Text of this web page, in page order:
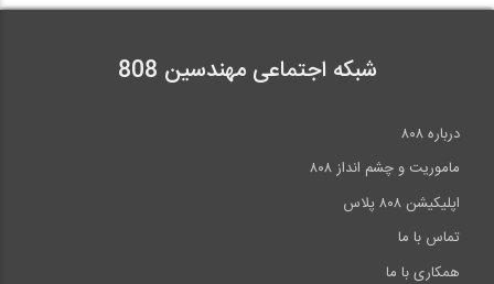
شبکه اجتماعی مهندسین 808
درباره ۸۰۸
ماموریت و چشم انداز ۸۰۸
اپلیکیشن ۸۰۸ پلاس
تماس با ما
همکاری با ما